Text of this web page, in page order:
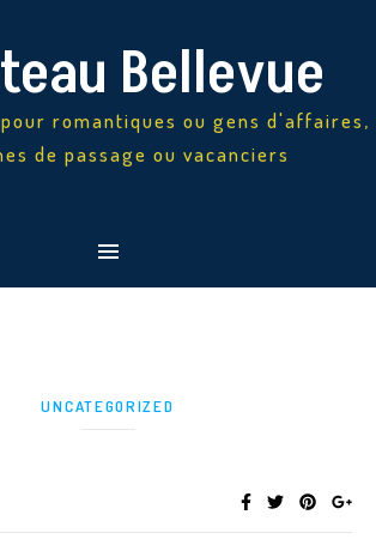
romantiques ou gens d'affaires,
de passage ou vacanciers
UNCATEGORIZED